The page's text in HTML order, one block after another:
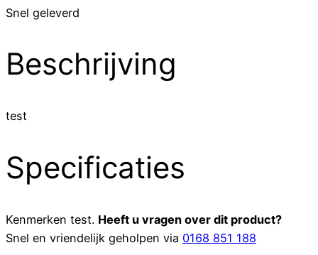
Snel geleverd
Beschrijving
test
Specificaties
Kenmerken test. Heeft u vragen over dit product?
Snel en vriendelijk geholpen via 0168 851 188